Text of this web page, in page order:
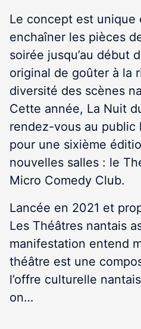
Le concept est unique
enchaîner les pièces
soirée jusqu’au début
original de goûter à la
diversité des scènes
Cette année, La Nuit
rendez-vous au public
pour une sixième
nouvelles salles : le
Micro Comedy Club.
Lancée en 2021 et
Les Théâtres nantais
manifestation entend
théâtre est une
l’offre culturelle
on…